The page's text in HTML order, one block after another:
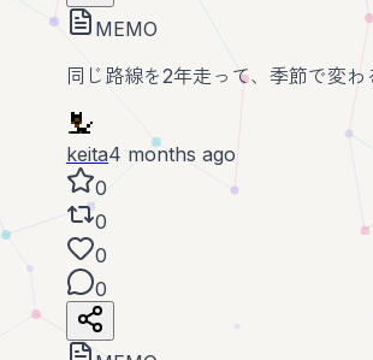
MEMO
同じ路線を2年走って、季節で変
keita4 months ago
0
0
0
0